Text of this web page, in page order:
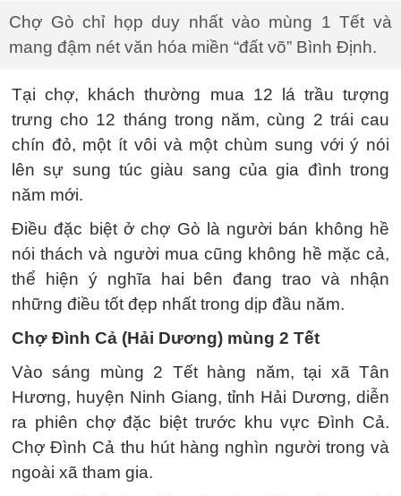
Chợ Gò chỉ họp duy nhất vào mùng 1 Tết và
mang đậm nét văn hóa miền “đất võ” Bình Định.
Tại chợ, khách thường mua 12 lá trầu tượng
trưng cho 12 tháng trong năm, cùng 2 trái cau
chín đỏ, một ít vôi và một chùm sung với ý nói
lên sự sung túc giàu sang của gia đình trong
năm mới.
Điều đặc biệt ở chợ Gò là người bán không hề
nói thách và người mua cũng không hề mặc cả,
thể hiện ý nghĩa hai bên đang trao và nhận
những điều tốt đẹp nhất trong dịp đầu năm.
Chợ Đình Cả (Hải Dương) mùng 2 Tết
Vào sáng mùng 2 Tết hàng năm, tại xã Tân
Hương, huyện Ninh Giang, tỉnh Hải Dương, diễn
ra phiên chợ đặc biệt trước khu vực Đình Cả.
Chợ Đình Cả thu hút hàng nghìn người trong và
ngoài xã tham gia.